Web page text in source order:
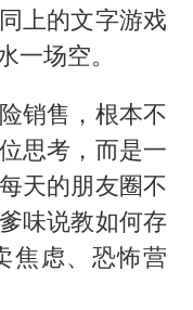
上的文字游戏
一场空。
销售，根本不
思考，而是一
天的朋友圈不
味说教如何存
焦虑、恐怖营